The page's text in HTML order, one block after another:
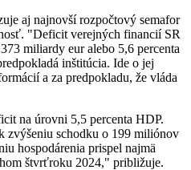
aj najnovší rozpočtový semafor
"Deficit verejných financií SR
miliardy eur alebo 5,6 percenta
inštitúcia. Ide o jej
a za predpokladu, že vláda
na úrovni 5,5 percenta HDP.
zvýšeniu schodku o 199 miliónov
hospodárenia prispel najmä
štvrťroku 2024," približuje.